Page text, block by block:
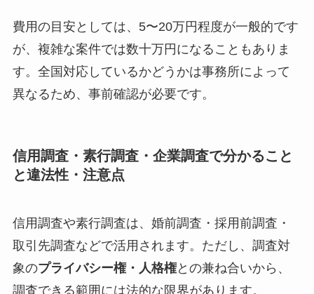
費用の目安としては、5〜20万円程度が一般的です
が、複雑な案件では数十万円になることもありま
す。全国対応しているかどうかは事務所によって
異なるため、事前確認が必要です。
信用調査・素行調査・企業調査で分かること
と違法性・注意点
信用調査や素行調査は、婚前調査・採用前調査・
取引先調査などで活用されます。ただし、調査対
象のプライバシー権・人格権との兼ね合いから、
調査できる範囲には法的な限界があります。